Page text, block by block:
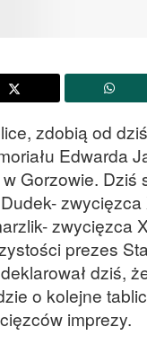
zdobią od
Edwarda
Gorzowie. Dziś
zwycięzca
prezes
dziś,
o kolejne
imprezy.